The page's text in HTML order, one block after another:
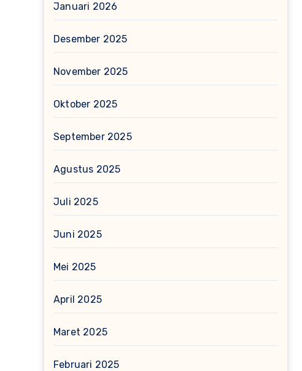
Januari 2026
Desember 2025
November 2025
Oktober 2025
September 2025
Agustus 2025
Juli 2025
Juni 2025
Mei 2025
April 2025
Maret 2025
Februari 2025